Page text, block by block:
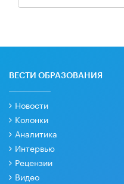
ВЕСТИ ОБРАЗОВАНИЯ
Новости
Колонки
Аналитика
Интервью
Рецензии
Видео